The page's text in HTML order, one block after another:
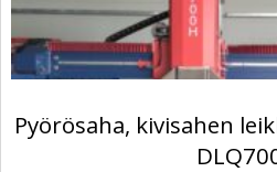
Pyörösaha, kivisahen